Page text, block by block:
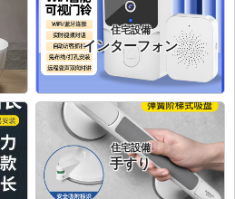
住宅設備
インターフォン
住宅設備
手すり